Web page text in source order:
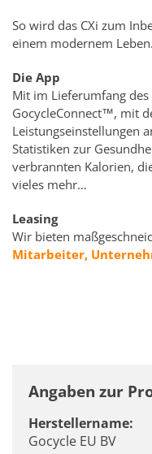
So wird das CXi zum
einem modernem Leben.
Die App
Mit im Lieferumfang
GocycleConnect™, mit
Leistungseinstellungen
Statistiken zur
verbrannten Kalorien,
vieles mehr…
Leasing
Wir bieten
Mitarbeiter,
Angaben zur
Herstellername:
Gocycle EU BV